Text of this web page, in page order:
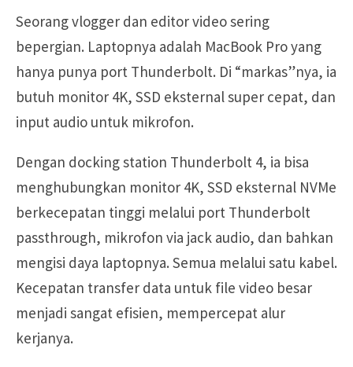
Seorang vlogger dan editor video sering
bepergian. Laptopnya adalah MacBook Pro yang
hanya punya port Thunderbolt. Di “markas”nya, ia
butuh monitor 4K, SSD eksternal super cepat, dan
input audio untuk mikrofon.
Dengan docking station Thunderbolt 4, ia bisa
menghubungkan monitor 4K, SSD eksternal NVMe
berkecepatan tinggi melalui port Thunderbolt
passthrough, mikrofon via jack audio, dan bahkan
mengisi daya laptopnya. Semua melalui satu kabel.
Kecepatan transfer data untuk file video besar
menjadi sangat efisien, mempercepat alur
kerjanya.